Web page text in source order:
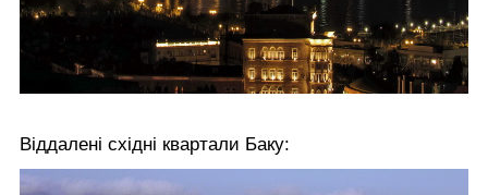
Віддалені східні квартали Баку: